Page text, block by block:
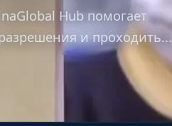
Hub помогает
и проходить...